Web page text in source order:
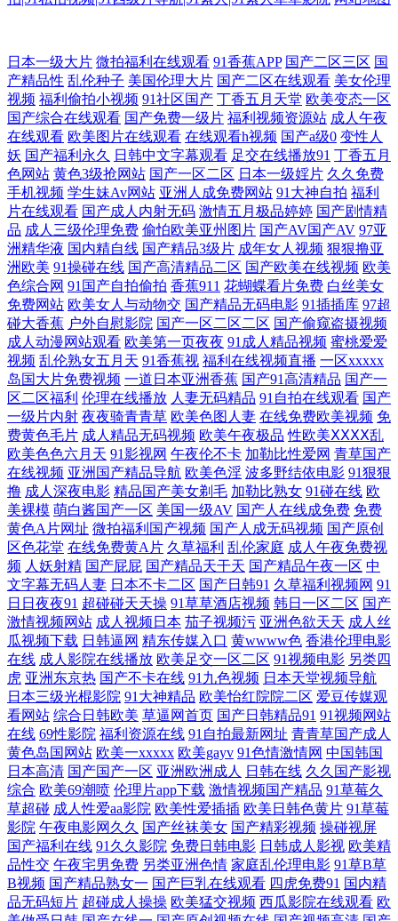
天美影院 一级电影在线观看 后入导航 特大巨黑吊aw aV另类 老司机午 午
夜看片影院在线观看 大地资源网中文第一页 欧美另类国产综合 一本到视
频在线播放 国产欧美日韩综合 日韩欧美在 91热爆 精品免费 精品∧v在线
观看 午夜导航福利视频 成全免费高清动漫电影 欧美日韩aa在一二区 影视
大全在线观看免费网站 国产日韩在 首播电影网 bt 电影 蜜桃成熟 亚洲h片
在线观看播放 二区 热门成人影片资源推荐 专区国产精品 国内真实愉拍系
列在线 天天综合网在线 草草精品在线视频 免费亚洲综合自拍 亚洲欧美另
类在线区 国产大全今日最新 青乐娱精品视 在线观看污视频 国产日韩欧美
不卡一区 日本中文字幕电影 成人国产免 欧美成人网页 一区二区日韩国产
精品 国产精品污污视频 日本成人影片网站 51草草草 韩国操逼网 十八完整
版免费观看 AA福利影院 久一一区二区三 亚洲黄网2025 贵阳路灯 欧洲女
处破女www 在线肏屄网 国产人伦视频在 国产成人精品久久久精品日本 日
本精高清区一 最新电影在线免费 黃頁網站視頻免 天堂8a中文在线播放 成
人短视频在线播放 欧美日韩一区二 影音先锋一区二区 国产欧美国日产在
线播放 日韩AV影视中文 91少妇热舞被操 久久素人 亚洲aⅴ免费午夜视频
大地影院手 欧美色中和色 伊人成网 国产伦精品免 日韩99爱 91shufu 极品
91白丝 天天看片永久免 国产TS社区 国产精品38p 尤物tv国产 鲁丝一区二
区三区 玖玖综合资源 大香蕉AV电影 欧美十专区 伊人成人999 国产精品手
机免费 日本ww 91福利com 精品精品 微拍福利91 超碰GAO导航 免费的日
本网站 亚洲乱码卡1卡2卡新区乱码 国产mba 欧美在线成人AB 在线看片a
日本一级大片 微拍福利在线观看 91香蕉APP 国产二区三区 国
产精品性 乱伦种子 美国伦理大片 国产二区在线观看 美女伦理
视频 福利偷拍小视频 91社区国产 丁香五月天堂 欧美变态一区
国产综合在线观看 国产免费一级片 福利视频资源站 成人午夜
在线观看 欧美图片在线观看 在线观看h视频 国产a级0 变性人
妖 国产福利永久 日韩中文字幕观看 足交在线播放91 丁香五月
色网站 黄色3级抢网站 国产一区二区 日本一级婬片 久久免费
手机视频 学生妹Av网站 亚洲人成免费网站 91大神自拍 福利
片在线观看 国产成人内射无码 激情五月极品婷婷 国产剧情精
品 成人三级伦理免费 偷怕欧美亚州图片 国产AV国产AV 97亚
洲精华液 国内精自线 国产精品3级片 成年女人视频 狠狠撸亚
洲欧美 91操碰在线 国产高清精品二区 国产欧美在线视频 欧美
色综合网 91国产自拍偷拍 香蕉911 花蝴蝶看片免费 白丝美女
免费网站 欧美女人与动物交 国产精品无码电影 91插插库 97超
碰大香蕉 户外自慰影院 国产一区二区二区 国产偷窥盗摄视频
成人动漫网站观看 欧美第一页夜夜 91成人精品视频 蜜桃爱爱
视频 乱伦熟女五月天 91香蕉视 福利在线视频直播 一区xxxxx
岛国大片免费视频 一道日本亚洲香蕉 国产91高清精品 国产一
区二区福利 伦理在线播放 人妻无码精品 91自拍在线观看 国产
一级片内射 夜夜骑青青草 欧美色图人妻 在线免费欧美视频 免
费黄色毛片 成人精品无码视频 欧美午夜极品 性欧美ⅩⅩⅩⅩ乱
欧美色色六月天 91影视网 午夜伦不卡 加勒比性爱网 青草国产
在线视频 亚洲国产精品导航 欧美色淫 波多野结依电影 91狠狠
撸 成人深夜电影 精品国产美女剃毛 加勒比熟女 91碰在线 欧
美裸模 萌白酱国产一区 美国一级AV 国产人在线成免费 免费
黄色A片网址 微拍福利国产视频 国产人成无码视频 国产原创
区色花堂 在线免费黄A片 久草福利 乱伦家庭 成人午夜免费视
频 人妖射精 国产屁屁 国产精品天干天 国产精品午夜一区 中
文字幕无码人妻 日本不卡二区 国产日韩91 久草福利视频网 91
日日夜夜91 超碰碰天天操 91草草酒店视频 韩日一区二区 国产
激情视频网站 成人视频日本 茄子视频污 亚洲色欲天天 成人丝
瓜视频下载 日韩逼网 精东传媒入口 黄wwww色 香港伦理电影
在线 成人影院在线播放 欧美足交一区二区 91视频电影 另类四
虎 亚洲东京热 国产不卡在线 91九色视频 日本天堂视频导航
日本三级光棍影院 91大神精品 欧美怡红院院二区 爱豆传媒观
看网站 综合日韩欧美 草逼网首页 国产日韩精品91 91视频网站
在线 69性影院 福利资源在线 91自拍最新网址 青青草国产成人
黄色岛国网站 欧美一xxxxx 欧美gayv 91色情激情网 中国韩国
日本高清 国产国产一区 亚洲欧洲成人 日韩在线 久久国产影视
综合 欧美69潮喷 伦理片app下载 激情视频国产精品 91草莓久
草超碰 成人性爱aa影院 欧美性爱插插 欧美日韩色黄片 91草莓
影院 午夜电影网久久 国产丝袜美女 国产精彩视频 操碰视屏
国产福利在线 91久久影院 免费日韩电影 日韩成人影视 欧美精
品性交 午夜宅男免费 另类亚洲色情 家庭乱伦理电影 91草B草
B视频 国产精品熟女一 国产巨乳在线观看 四虎免费91 国内精
品无码短片 超碰成人操操 欧美猛交视频 西瓜影院在线观看 欧